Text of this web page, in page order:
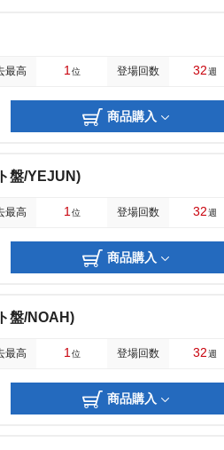
最高 1 位 登場回数 32週
商品購入
盤/YEJUN)
最高 1 位 登場回数 32週
商品購入
盤/NOAH)
最高 1 位 登場回数 32週
商品購入